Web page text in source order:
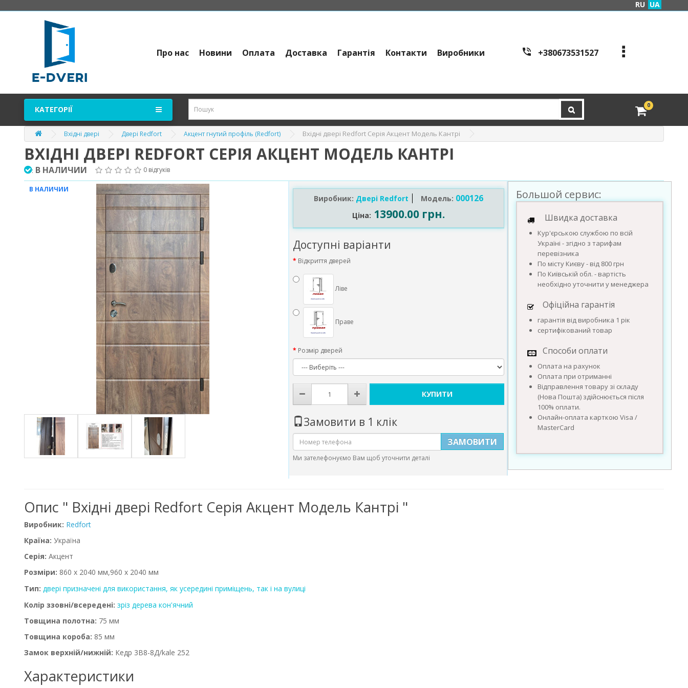
RU UA
Про нас Новини Оплата Доставка Гарантія Контакти Виробники
+380673531527
edveri.kyiv@gmail.com
Режим работы c
tre:
м. Київ, вул. Куренівсь
б з 10:00 до 16:00
0
КАТЕГОРІЇ
Вхідні двері Двері Redfort Акцент гнутий профіль (Redfort) Вхідні двері Redfort Серія Акцент Модель Кантрі
ВХІДНІ ДВЕРІ REDFORT СЕРІЯ АКЦЕНТ МОДЕЛЬ КАНТРІ
: В НАЛИЧИИ 0 відгуків
В НАЛИЧИИ
Виробник: Двері Redfort Модель: 000126
Ціна: 13900.00 грн.
Доступні варіанти
Відкриття дверей
Ліве
Праве
Розмір дверей
КУПИТИ
Замовити в 1 клік
ЗАМОВИТИ
Ми зателефонуємо Вам щоб уточнити деталі
Большой сервис:
Швидка доставка
Кур'єрською службою по всій
Україні - згідно з тарифам
перевізника
По місту Києву - від 800 грн
По Київській обл. - вартість
необхідно уточнити у менеджера
Офіційна гарантія
гарантія від виробника 1 рік
сертифікований товар
Способи оплати
Оплата на рахунок
Оплата при отриманні
Відправлення товару зі складу
(Нова Пошта) здійснюється після
100% оплати.
Онлайн-оплата карткою Visa /
MasterCard
Опис " Вхідні двері Redfort Серія Акцент Модель Кантрі "
Виробник: Redfort
Країна: Україна
Серія: Акцент
Розміри: 860 x 2040 мм,960 x 2040 мм
Тип: двері призначені для використання, як усередині приміщень, так і на вулиці
Колір ззовні/всередені: зріз дерева кон'ячний
Товщина полотна: 75 мм
Товщина короба: 85 мм
Замок верхній/нижній: Кедр 3В8-8Д/kale 252
Характеристики